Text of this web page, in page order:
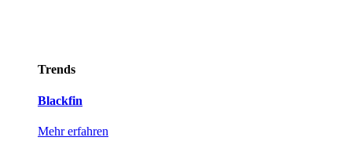
Trends
Blackfin
Mehr erfahren